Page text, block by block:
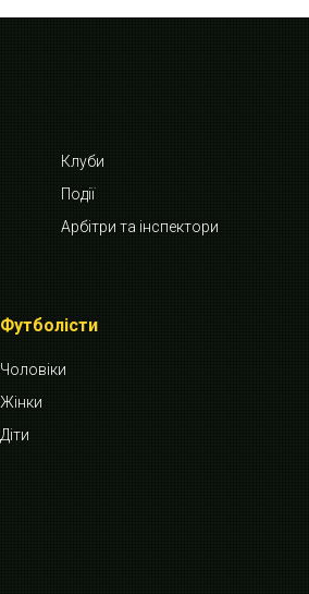
Клуби
Події
Арбітри та інспектори
Футболісти
Чоловіки
Жінки
Діти